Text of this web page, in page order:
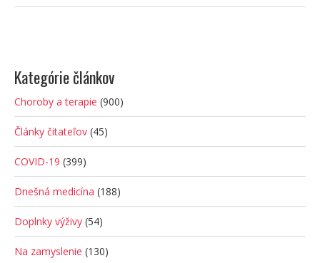
Kategórie článkov
Choroby a terapie (900)
Články čitateľov (45)
COVID-19 (399)
Dnešná medicína (188)
Doplnky výživy (54)
Na zamyslenie (130)